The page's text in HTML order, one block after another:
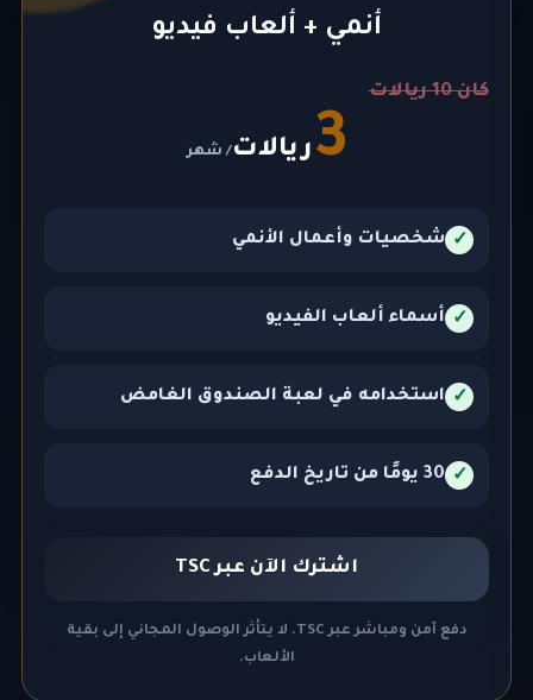
أنمي + ألعاب فيديو
كان 10 ريالات
3 ريالات/ شهر
✓ شخصيات وأعمال الأنمي
✓ أسماء ألعاب الفيديو
✓ استخدامه في لعبة الصندوق الغامض
✓ 30 يومًا من تاريخ الدفع
اشترك الآن عبر TSC
دفع آمن ومباشر عبر TSC. لا يتأثر الوصول المجاني إلى بقية
الألعاب.